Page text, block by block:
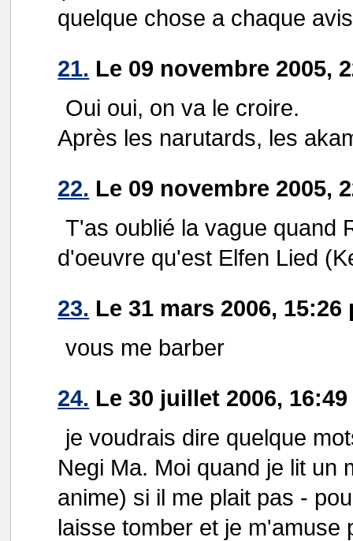
quelque chose a chaque
21. Le 09 novembre 2005,
Oui oui, on va le croire.
Après les narutards, les
22. Le 09 novembre 2005,
T'as oublié la vague quand
d'oeuvre qu'est Elfen Lied
23. Le 31 mars 2006,
vous me barber
24. Le 30 juillet 2006,
je voudrais dire quelque
Negi Ma. Moi quand je lit un
anime) si il me plait pas -
laisse tomber et je